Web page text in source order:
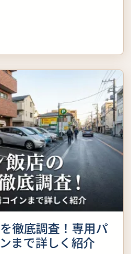
徹底調査！専用パ
まで詳しく紹介